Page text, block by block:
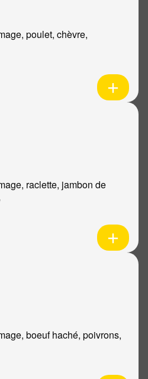
poulet, chèvre,
raclette, jambon de
boeuf haché, poivrons,